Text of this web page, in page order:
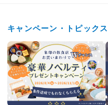
キャンペーン・トピックス